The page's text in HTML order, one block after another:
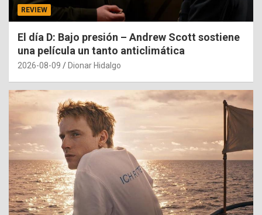
REVIEW
El día D: Bajo presión – Andrew Scott sostiene
una película un tanto anticlimática
2026-08-09 Dionar Hidalgo